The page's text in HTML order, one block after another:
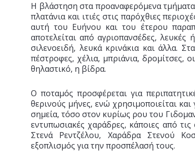
Η βλάστηση στα προαναφερόμενα τμήματα
πλατάνια και ιτιές στις παρόχθιες
αυτή του Ευήνου και του έτερου
αποτελείται από αγριοπανσέδες,
σιλενοειδή, λευκά κρινάκια και άλλα.
πέστροφες, χέλια, μπριάνια, δρομίτσες,
θηλαστικό, η βίδρα.
Ο ποταμός προσφέρεται για
θερινούς μήνες, ενώ χρησιμοποιείται
σημεία, τόσο στον κυρίως ρου του
εντυπωσιακές χαράδρες, κάποιες από
Στενά Ρεντζέλου, Χαράδρα Στενού
εξοπλισμός για την προσπέλασή τους.